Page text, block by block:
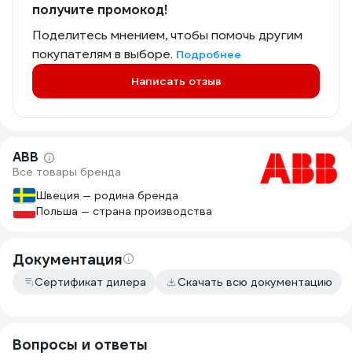
получите промокод!
Поделитесь мнением, чтобы помочь другим
покупателям в выборе. Подробнее
Написать отзыв
ABB
Все товары бренда
Швеция — родина бренда
Польша — страна производства
Документация
Сертификат дилера Скачать всю документацию
Вопросы и ответы